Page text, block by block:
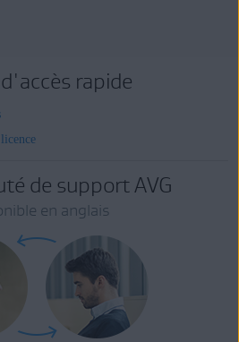
rapide
de support AVG
en anglais